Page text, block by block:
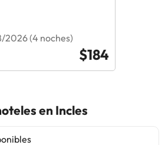
(4 noches)
$184
en Incles